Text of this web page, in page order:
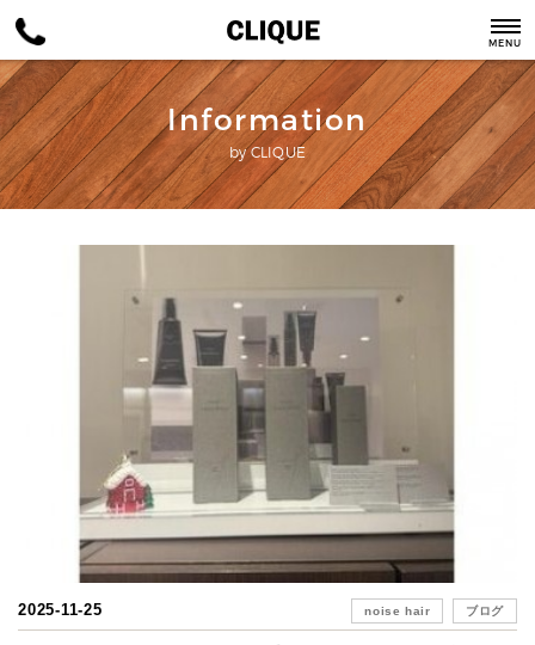
MENU
Information
by CLIQUE
2025-11-25 noise hair ブログ